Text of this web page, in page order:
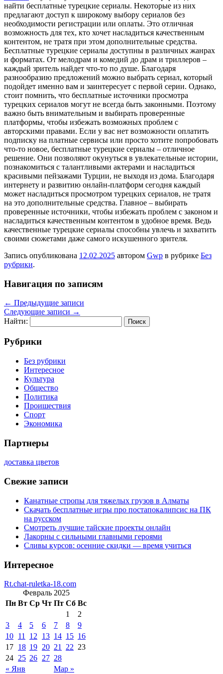
найти бесплатные турецкие сериалы. Некоторые из них
предлагают доступ к широкому выбору сериалов без
необходимости регистрации или оплаты. Это отличная
возможность для тех, кто хочет насладиться качественным
контентом, не тратя при этом дополнительные средства.
Бесплатные турецкие сериалы доступны в различных жанрах
и форматах. От мелодрам и комедий до драм и триллеров –
каждый зритель найдет что-то по душе. Благодаря
разнообразию предложений можно выбрать сериал, который
подойдет именно вам и заинтересует с первой серии. Однако,
стоит помнить, что бесплатные источники просмотра
турецких сериалов могут не всегда быть законными. Поэтому
важно быть внимательным и выбирать проверенные
платформы, чтобы избежать возможных проблем с
авторскими правами. Если у вас нет возможности оплатить
подписку на платные сервисы или просто хотите попробовать
что-то новое, бесплатные турецкие сериалы – отличное
решение. Они позволяют окунуться в увлекательные истории,
познакомиться с талантливыми актерами и насладиться
красивыми пейзажами Турции, не выходя из дома. Благодаря
интернету и развитию онлайн-платформ сегодня каждый
может насладиться просмотром турецких сериалов, не тратя
на это дополнительные средства. Главное – выбирать
проверенные источники, чтобы избежать проблем с законом и
насладиться качественным контентом в удобное время. Ведь
качественные турецкие сериалы способны увлечь и захватить
своими сюжетами даже самого искушенного зрителя.
Запись опубликована 12.02.2025 автором Gwp в рубрике Без
рубрики.
Навигация по записям
← Предыдущие записи
Следующие записи →
Найти:
Рубрики
Без рубрики
Интересное
Культура
Общество
Политика
Проишествия
Спорт
Экономика
Партнеры
доставка цветов
Свежие записи
Канатные стропы для тяжелых грузов в Алматы
Скачать бесплатные игры про постапокалипсис на ПК
на русском
Смотреть лучшие тайские проекты онлайн
Лакорны с сильными главными героями
Сливы курсов: осенние скидки — время учиться
Интересное
Rt.chat-ruletka-18.com
Февраль 2025
Пн Вт Ср Чт Пт Сб Вс
« Янв Мар »
1
2
3
4 5 6 7 8
9
10 11 12 13 14 15 16
17 18 19 20 21 22 23
24 25 26 27 28